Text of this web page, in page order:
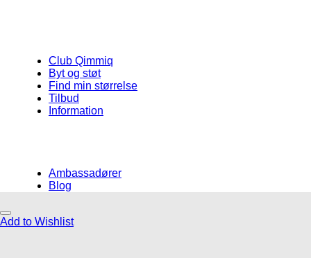
Club Qimmiq
Byt og støt
Find min størrelse
Tilbud
Information
Ambassadører
Blog
Måske kunne nogle af disse produkter
Add to Wishlist